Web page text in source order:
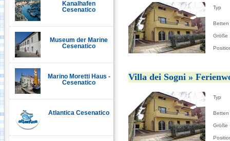
Kanalhafen
Cesenatico
Museum der Marine
Cesenatico
Marino Moretti Haus -
Cesenatico
Atlantica Cesenatico
Typ
Betten
Größe
Villa dei Sogni »
Typ
Betten
Größe